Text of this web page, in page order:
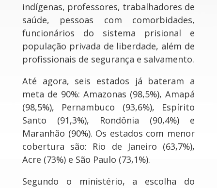
indígenas, professores, trabalhadores de
saúde, pessoas com comorbidades,
funcionários do sistema prisional e
população privada de liberdade, além de
profissionais de segurança e salvamento.
Até agora, seis estados já bateram a
meta de 90%: Amazonas (98,5%), Amapá
(98,5%), Pernambuco (93,6%), Espírito
Santo (91,3%), Rondônia (90,4%) e
Maranhão (90%). Os estados com menor
cobertura são: Rio de Janeiro (63,7%),
Acre (73%) e São Paulo (73,1%).
Segundo o ministério, a escolha do